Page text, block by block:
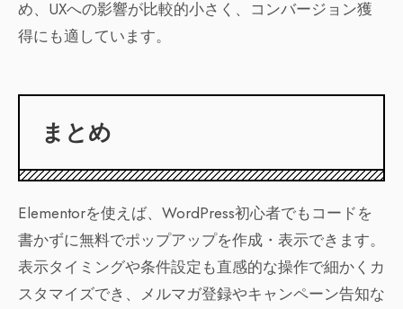
め、UXへの影響が比較的小さく、コンバージョン獲
得にも適しています。
まとめ
Elementorを使えば、WordPress初心者でもコードを
書かずに無料でポップアップを作成・表示できます。
表示タイミングや条件設定も直感的な操作で細かくカ
スタマイズでき、メルマガ登録やキャンペーン告知な